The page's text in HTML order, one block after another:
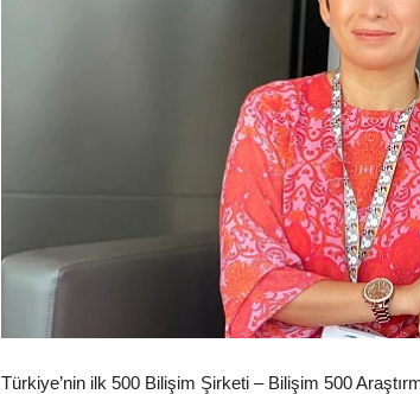
Türkiye’nin ilk 500 Bilişim Şirketi – Bilişim 500